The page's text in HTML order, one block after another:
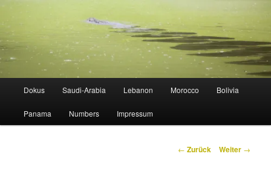
STUDIOGELB
Dokus Saudi-Arabia Lebanon Morocco Bolivia
Panama Numbers Impressum
Beitrags-
← Zurück Weiter →